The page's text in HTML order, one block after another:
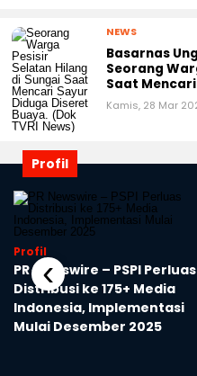
NEWS
Basarnas
Seorang
Saat
Kamis, 28 Mar
Profil
Profil
PR Newswire – PSPI Perluas
Distribusi ke 175+ Media
Indonesia, Implementasi
Mulai Desember 2025
‹